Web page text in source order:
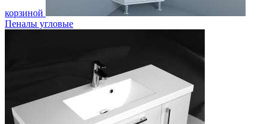
корзиной
Пеналы угловые